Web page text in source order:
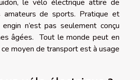
le vélo électrique attire de
de sports. Pratique et
n’est pas seulement conçu
âgées. Tout le monde peut en
moyen de transport est à usage